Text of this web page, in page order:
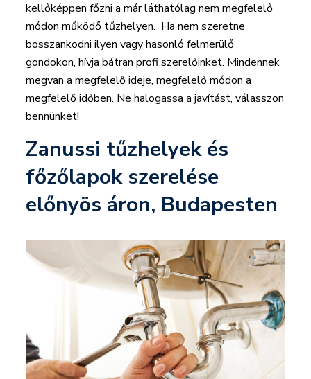
kellőképpen főzni a már láthatólag nem megfelelő
módon működő tűzhelyen. Ha nem szeretne
bosszankodni ilyen vagy hasonló felmerülő
gondokon, hívja bátran profi szerelőinket. Mindennek
megvan a megfelelő ideje, megfelelő módon a
megfelelő időben. Ne halogassa a javítást, válasszon
bennünket!
Zanussi tűzhelyek és
főzőlapok szerelése
előnyös áron, Budapesten